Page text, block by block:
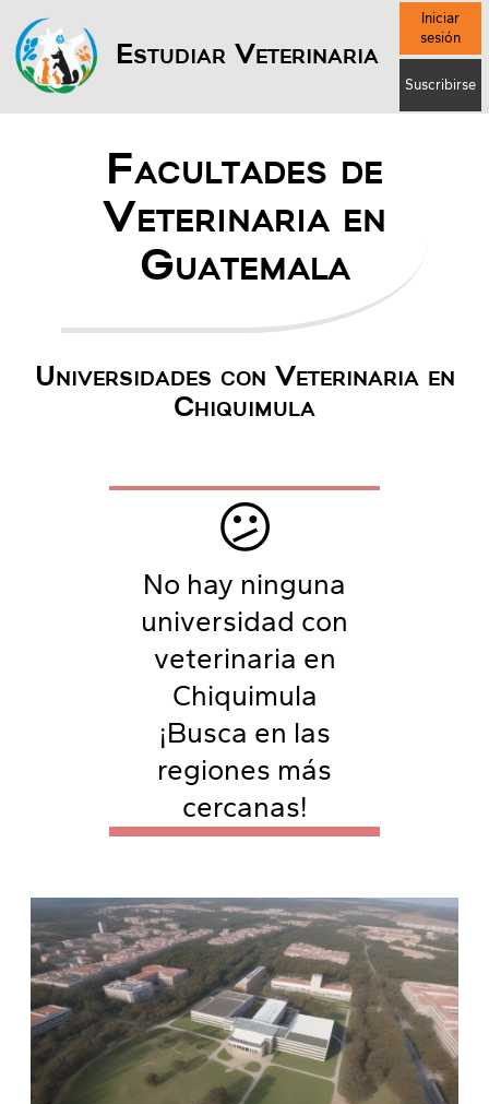
Estudiar Veterinaria
Iniciar
sesión
Suscribirse
Facultades de
Veterinaria en
Guatemala
Universidades con Veterinaria en
Chiquimula
😕
No hay ninguna
universidad con
veterinaria en
Chiquimula
¡Busca en las
regiones más
cercanas!